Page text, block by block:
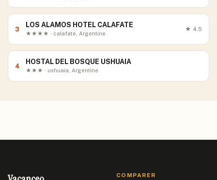
3
LOS ALAMOS HOTEL CALAFATE
★★★★ · calafate, Argentine
★ 4.5
4
HOSTAL DEL BOSQUE USHUAIA
★★★ · ushuaia, Argentine
COMPARER